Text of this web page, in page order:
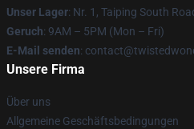
Unser Lager: Nr. 1, Taiping South
Geruch: 9AM – 5PM (Mon – Fri)
E-Mail senden:
Unsere Firma
Über uns
Allgemeine Geschäftsbedingungen